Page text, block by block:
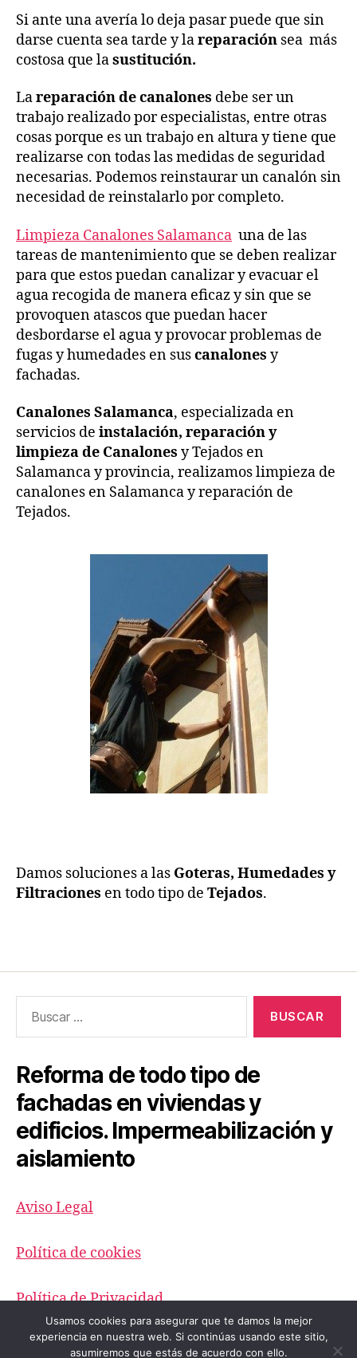
Si ante una avería lo deja pasar puede que sin
darse cuenta sea tarde y lareparación sea más
costosa que lasustitución.
Lareparación de canalones debe ser un
trabajo realizado por especialistas, entre otras
cosas porque es un trabajo en altura y tiene que
realizarse con todas las medidas de seguridad
necesarias. Podemos reinstaurar un canalón sin
necesidad de reinstalarlo por completo.
Limpieza Canalones Salamanca una de las
tareas de mantenimiento que se deben realizar
para que estos puedan canalizar y evacuar el
agua recogida de manera eficaz y sin que se
provoquen atascos que puedan hacer
desbordarse el agua y provocar problemas de
fugas y humedades en suscanalones y
fachadas.
Canalones Salamanca, especializada en
servicios de instalación, reparación y
limpieza de Canalones y Tejados en
Salamanca y provincia, realizamos limpieza de
canalones en Salamanca y reparación de
Tejados.
Damos soluciones a las Goteras, Humedades y
Filtraciones en todo tipo de Tejados.
Reforma de todo tipo de
fachadas en viviendas y
edificios. Impermeabilización y
aislamiento
Aviso Legal
Política de cookies
Política de Privacidad
Usamos cookies para asegurar que te damos la mejor
experiencia en nuestra web. Si continúas usando este sitio,
asumiremos que estás de acuerdo con ello.